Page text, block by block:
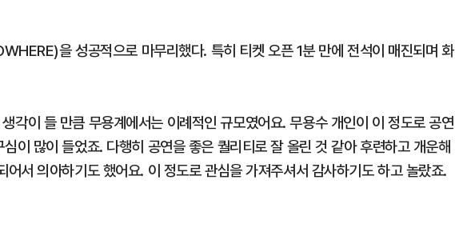
을 성공적으로 마무리했다. 특히 티켓 오픈 1분 만에 전석이 매진되며 화
각이 들 만큼 무용계에서는 이례적인 규모였어요. 무용수 개인이 이 정도로 공연
이 많이 들었죠. 다행히 공연을 좋은 퀄리티로 잘 올린 것 같아 후련하고 개운해
서 의아하기도 했어요. 이 정도로 관심을 가져주셔서 감사하기도 하고 놀랐죠.